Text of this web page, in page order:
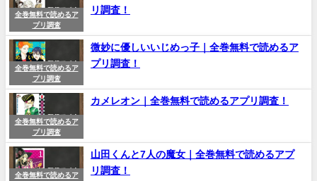
全巻無料で読めるア
プリ調査
リ調査！
全巻無料で読めるア
プリ調査
微妙に優しいいじめっ子｜全巻無料で読めるア
プリ調査！
全巻無料で読めるア
プリ調査
カメレオン｜全巻無料で読めるアプリ調査！
全巻無料で読めるア
山田くんと7人の魔女｜全巻無料で読めるアプ
リ調査！